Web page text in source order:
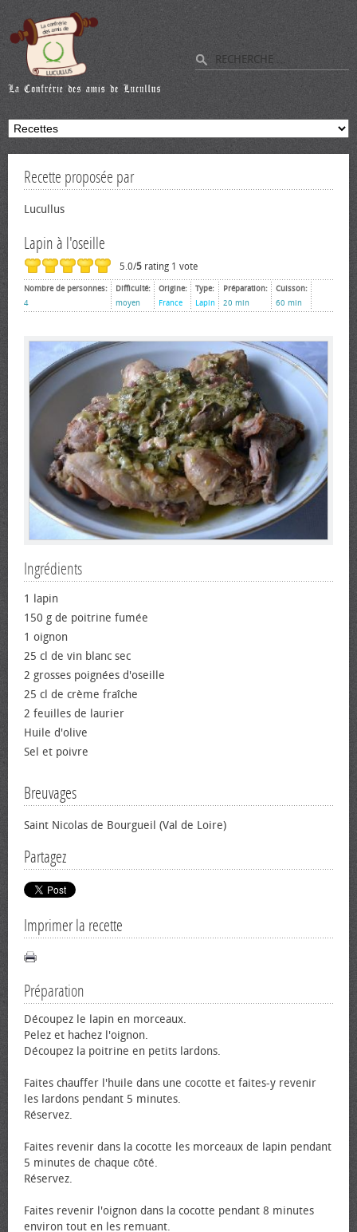
Recette proposée par
Lucullus
Lapin à l'oseille
5.0/5 rating 1 vote
Nombre de personnes:
4
Difficulté:
moyen
Origine:
France
Type:
Lapin
Préparation:
20 min
Cuisson:
60 min
Ingrédients
1 lapin
150 g de poitrine fumée
1 oignon
25 cl de vin blanc sec
2 grosses poignées d'oseille
25 cl de crème fraîche
2 feuilles de laurier
Huile d'olive
Sel et poivre
Breuvages
Saint Nicolas de Bourgueil (Val de Loire)
Partagez
Imprimer la recette
Préparation
Découpez le lapin en morceaux.
Pelez et hachez l'oignon.
Découpez la poitrine en petits lardons.
Faites chauffer l'huile dans une cocotte et faites-y revenir
les lardons pendant 5 minutes.
Réservez.
Faites revenir dans la cocotte les morceaux de lapin pendant
5 minutes de chaque côté.
Réservez.
Faites revenir l'oignon dans la cocotte pendant 8 minutes
environ tout en les remuant.